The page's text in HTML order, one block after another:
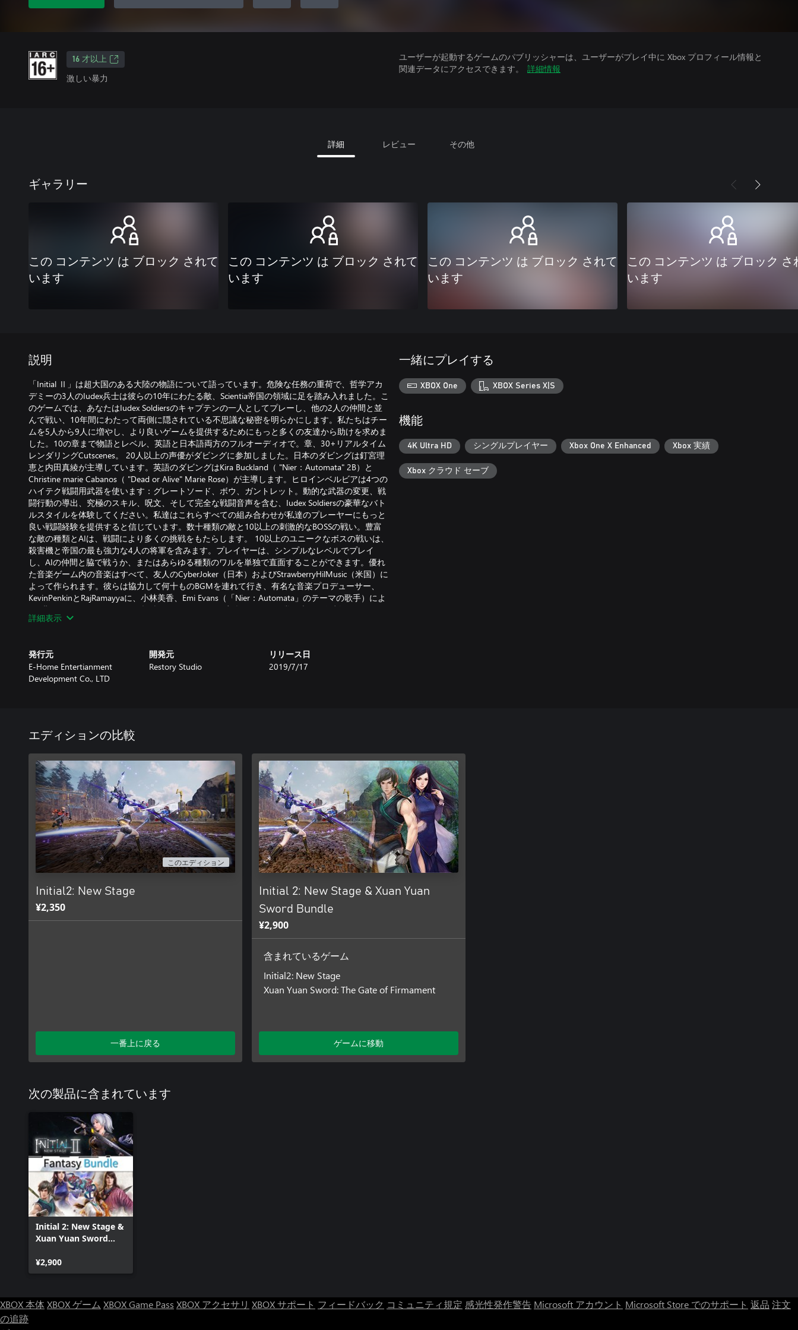
16 才以上
激しい暴力
ユーザーが起動するゲームのパブリッシャーは、ユーザーがプレイ中に Xbox プロフィール情報と
関連データにアクセスできます。
詳細情報
詳細 レビュー その他
ギャラリー
この コンテンツ は ブロック されて
います
この コンテンツ は ブロック されて
います
この コンテンツ は ブロック されて
います
この コンテンツ は ブロック さ
います
説明
「Initial Ⅱ」は超大国のある大陸の物語について語っています。危険な任務の重荷で、哲学アカ
デミーの3人のIudex兵士は彼らの10年にわたる敵、Scientia帝国の領域に足を踏み入れました。こ
のゲームでは、あなたはIudex Soldiersのキャプテンの一人としてプレーし、他の2人の仲間と並
んで戦い、10年間にわたって両側に隠されている不思議な秘密を明らかにします。私たちはチー
ムを5人から9人に増やし、より良いゲームを提供するためにもっと多くの友達から助けを求めま
した。10の章まで物語とレベル、英語と日本語両方のフルオーディオで。章、30+リアルタイム
レンダリングCutscenes。 20人以上の声優がダビングに参加しました。日本のダビングは釘宮理
恵と内田真綾が主導しています。英語のダビングはKira Buckland（ "Nier：Automata" 2B）と
Christine marie Cabanos（ "Dead or Alive" Marie Rose）が主導します。ヒロインベルビアは4つの
ハイテク戦闘用武器を使います：グレートソード、ボウ、ガントレット。動的な武器の変更、戦
闘行動の導出、究極のスキル、呪文、そして完全な戦闘音声を含む、Iudex Soldiersの豪華なバト
ルスタイルを体験してください。私達はこれらすべての組み合わせが私達のプレーヤーにもっと
良い戦闘経験を提供すると信じています。数十種類の敵と10以上の刺激的なBOSSの戦い。豊富
な敵の種類とAIは、戦闘により多くの挑戦をもたらします。 10以上のユニークなボスの戦いは、
殺害機と帝国の最も強力な4人の将軍を含みます。プレイヤーは、シンプルなレベルでプレイ
し、AIの仲間と脇で戦うか、またはあらゆる種類のワルを単独で直面することができます。優れ
た音楽ゲーム内の音楽はすべて、友人のCyber​​Joker（日本）およびStrawberryHilMusic（米国）に
よって作られます。彼らは協力して何十ものBGMを連れて行き、有名な音楽プロデューサー、
KevinPenkinとRajRamayyaに、小林美香、Emi Evans（「Nier：Automata」のテーマの歌手）によ
る3曲をゲームにもたらすよう招待した。それぞれ。音楽はゲームで常に大きな役割を果たしま
す。私たちのプレーヤーにもっと繊細なビジュアル - オーディオ体験をもたらしてほしいです。
改良をしました。私達は私達の努力がプレーヤーによりよいゲーム経験をもたらすことを信じ
る。
詳細表示
発行元
E-Home Entertianment
Development Co., LTD
開発元
Restory Studio
リリース日
2019/7/17
一緒にプレイする
XBOX One XBOX Series X|S
機能
4K Ultra HD シングルプレイヤー Xbox One X Enhanced Xbox 実績
Xbox クラウド セーブ
エディションの比較
このエディション
Initial2: New Stage
¥2,350
一番上に戻る
Initial 2: New Stage & Xuan Yuan
Sword Bundle
¥2,900
含まれているゲーム
Initial2: New Stage
Xuan Yuan Sword: The Gate of Firmament
ゲームに移動
次の製品に含まれています
Initial 2: New Stage &
Xuan Yuan Sword
¥2,900
XBOX 本体XBOX ゲーム XBOX Game Pass XBOX アクセサリ XBOX サポート フィードバック コミュニティ規定 感光性発作警告 Microsoft アカウント Microsoft Store でのサポート 返品 注文
の追跡